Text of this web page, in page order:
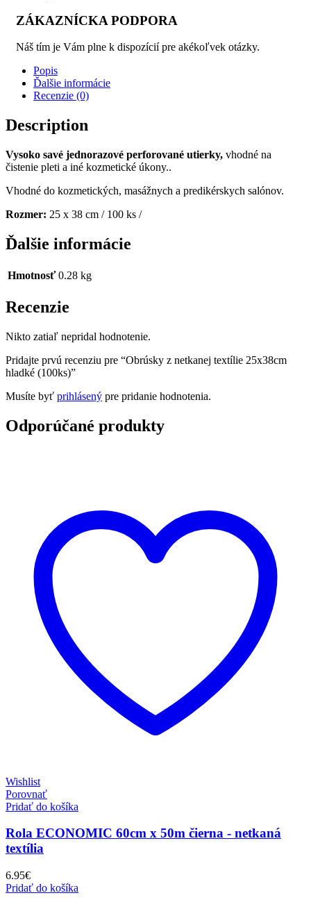
ZÁKAZNÍCKA PODPORA
Náš tím je Vám plne k dispozícií pre akékoľvek otázky.
Popis
Ďalšie informácie
Recenzie (0)
Description
Vysoko savé jednorazové perforované utierky, vhodné na
čistenie pleti a iné kozmetické úkony..
Vhodné do kozmetických, masážnych a predikérskych salónov.
Rozmer: 25 x 38 cm / 100 ks /
Ďalšie informácie
Hmotnosť 0.28 kg
Recenzie
Nikto zatiaľ nepridal hodnotenie.
Pridajte prvú recenziu pre “Obrúsky z netkanej textílie 25x38cm
hladké (100ks)”
Musíte byť prihlásený pre pridanie hodnotenia.
Odporúčané produkty
Wishlist
Porovnať
Pridať do košíka
Rola ECONOMIC 60cm x 50m čierna - netkaná
textília
6.95€
Pridať do košíka